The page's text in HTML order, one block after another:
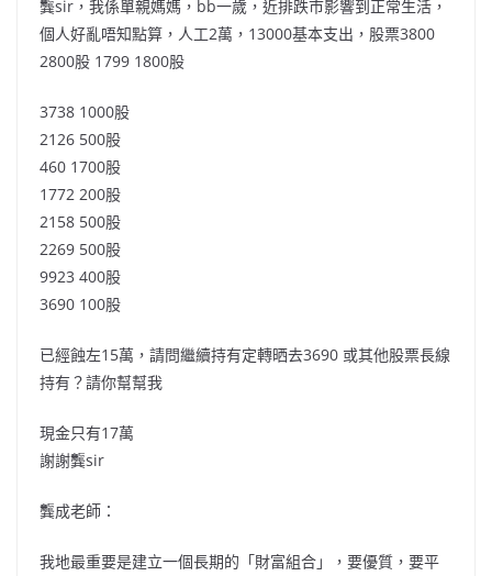
龔sir，我係單親媽媽，bb一歲，近排跌市影響到正常生活，
個人好亂唔知點算，人工2萬，13000基本支出，股票3800
2800股 1799 1800股
3738 1000股
2126 500股
460 1700股
1772 200股
2158 500股
2269 500股
9923 400股
3690 100股
已經蝕左15萬，請問繼續持有定轉晒去3690 或其他股票長線
持有？請你幫幫我
現金只有17萬
謝謝龔sir
龔成老師：
我地最重要是建立一個長期的「財富組合」，要優質，要平